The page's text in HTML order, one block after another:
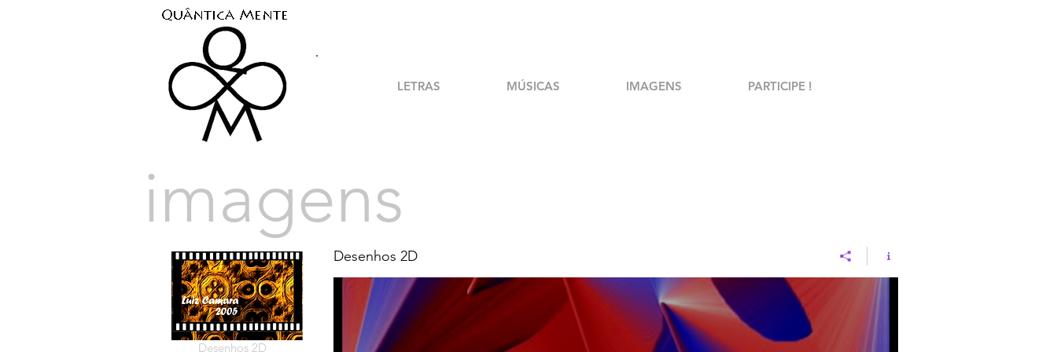
LETRAS MÚSICAS IMAGENS PARTICIPE !
imagens
Desenhos 2D
Desenhos 2D